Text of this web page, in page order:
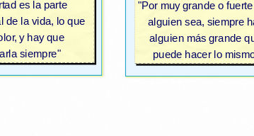
es la parte
de la vida, lo que
y hay que
siempre"
"Por muy grande o
alguien sea, siempre
alguien más grande
puede hacer lo